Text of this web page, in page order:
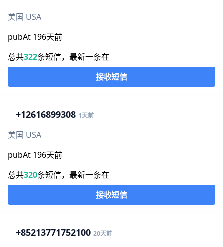
美国 USA
pubAt 196天前
总共322条短信，最新一条在
接收短信
+12616899308 1天前
美国 USA
pubAt 196天前
总共320条短信，最新一条在
接收短信
+85213771752100 20天前